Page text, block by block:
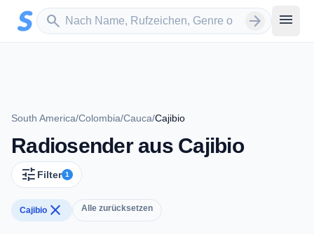
Zum Hauptinhalt springen
search
Sender suchen arrow_forward menu
South America/Colombia/Cauca/Cajibio
Radiosender aus Cajibio
tune Filter 1
Cajibio close Alle zurücksetzen